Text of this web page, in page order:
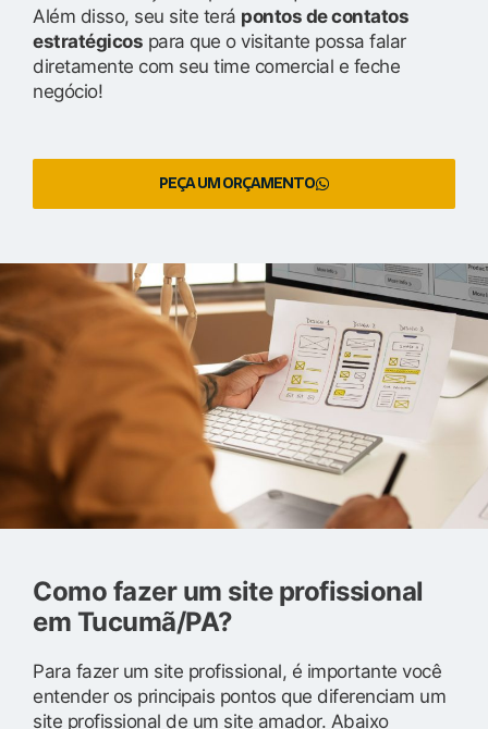
Além disso, seu site terá pontos de contatos
estratégicos para que o visitante possa falar
diretamente com seu time comercial e feche
negócio!
PEÇA UM ORÇAMENTO
Como fazer um site profissional
em Tucumã/PA?
Para fazer um site profissional, é importante você
entender os principais pontos que diferenciam um
site profissional de um site amador. Abaixo